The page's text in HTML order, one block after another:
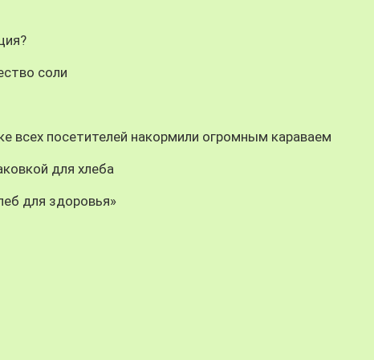
соли
всех посетителей накормили огромным караваем
для хлеба
для здоровья»